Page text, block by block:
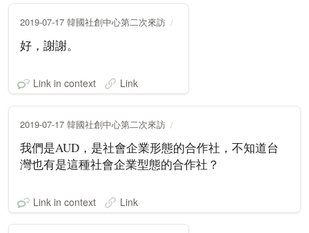
2019-07-17 韓國社創中心第二次來訪
好，謝謝。
Link in context Link
2019-07-17 韓國社創中心第二次來訪
我們是AUD，是社會企業形態的合作社，不知道台
灣也有是這種社會企業型態的合作社？
Link in context Link